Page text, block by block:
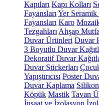
Kapıları Kapı Kolları
Fayansları Yer Seramik
Fayansları Karo
Tezgahları Ahşap
Duvar Ürünleri Duvar
3 Boyutlu Duvar
Dekoratif Duvar
Duvar Stickerları
Yapıştırıcısı Poster
Duvar Kaplama
Köpük Mastik Tavan
İnşaat ve İzolasyon